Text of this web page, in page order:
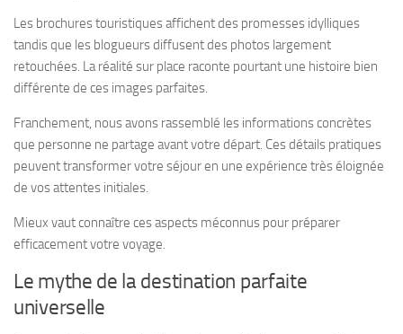
Les brochures touristiques affichent des promesses idylliques
tandis que les blogueurs diffusent des photos largement
retouchées. La réalité sur place raconte pourtant une histoire bien
différente de ces images parfaites.
Franchement, nous avons rassemblé les informations concrètes
que personne ne partage avant votre départ. Ces détails pratiques
peuvent transformer votre séjour en une expérience très éloignée
de vos attentes initiales.
Mieux vaut connaître ces aspects méconnus pour préparer
efficacement votre voyage.
Le mythe de la destination parfaite
universelle